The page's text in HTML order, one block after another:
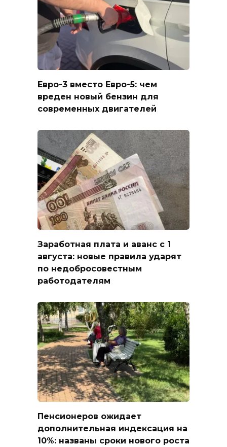
Евро-3 вместо Евро-5: чем
вреден новый бензин для
современных двигателей
Заработная плата и аванс с 1
августа: новые правила ударят
по недобросовестным
работодателям
Пенсионеров ожидает
дополнительная индексация на
10%: названы сроки нового роста